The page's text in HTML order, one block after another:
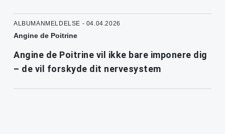
ALBUMANMELDELSE - 04.04.2026
Angine de Poitrine
Angine de Poitrine vil ikke bare imponere dig
– de vil forskyde dit nervesystem